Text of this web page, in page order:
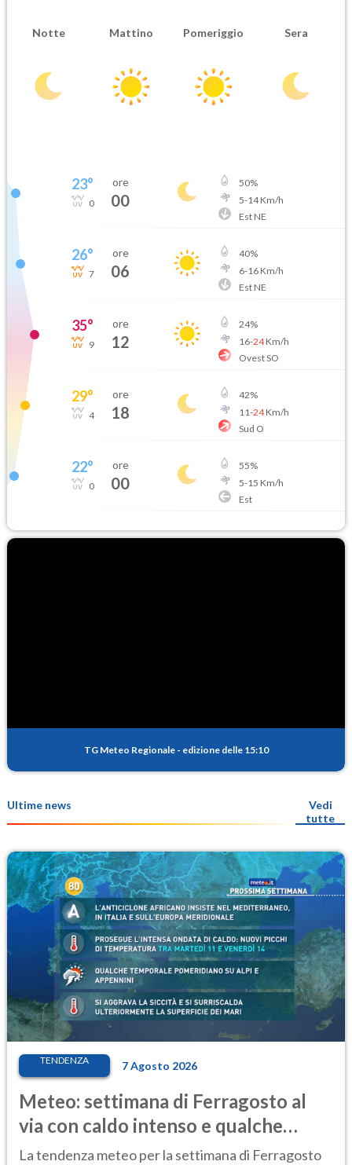
Notte Mattino Pomeriggio Sera
23°
0
ore
00
50%
5-14Km/h
Est NE
26°
7
ore
06
40%
6-16Km/h
Est NE
35°
9
ore
12
24%
16-24Km/h
Ovest SO
29°
4
ore
18
42%
11-24Km/h
Sud O
22°
0
ore
00
55%
5-15 Km/h
Est
TG Meteo Regionale - edizione delle 15:10
Ultime news
Vedi
tutte
TENDENZA 7 Agosto 2026
Meteo: settimana di Ferragosto al
via con caldo intenso e qualche
temporale
La tendenza meteo per la settimana di Ferragosto